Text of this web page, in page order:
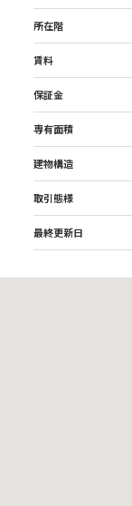
所在階
賃料
保証金
専有面積
建物構造
取引態様
最終更新日